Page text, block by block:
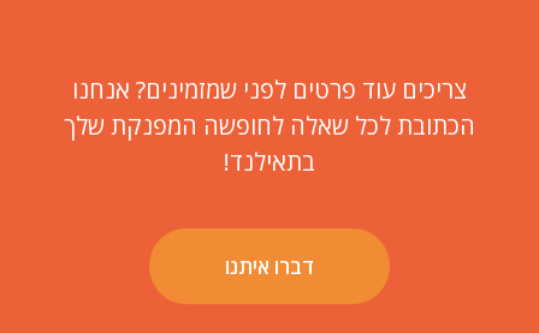
צריכים עוד פרטים לפני שמזמינים? אנחנו
הכתובת לכל שאלה לחופשה המפנקת שלך
בתאילנד!
דברו איתנו